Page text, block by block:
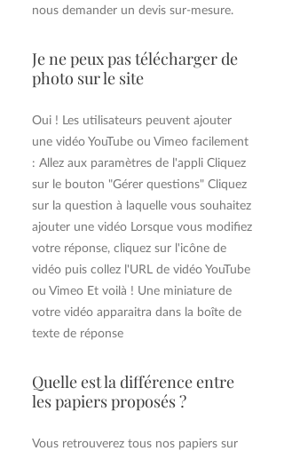
nous demander un devis sur-mesure.
Je ne peux pas télécharger de
photo sur le site
Oui ! Les utilisateurs peuvent ajouter
une vidéo YouTube ou Vimeo facilement
: Allez aux paramètres de l'appli Cliquez
sur le bouton "Gérer questions" Cliquez
sur la question à laquelle vous souhaitez
ajouter une vidéo Lorsque vous modifiez
votre réponse, cliquez sur l'icône de
vidéo puis collez l'URL de vidéo YouTube
ou Vimeo Et voilà ! Une miniature de
votre vidéo apparaitra dans la boîte de
texte de réponse
Quelle est la différence entre
les papiers proposés ?
Vous retrouverez tous nos papiers sur